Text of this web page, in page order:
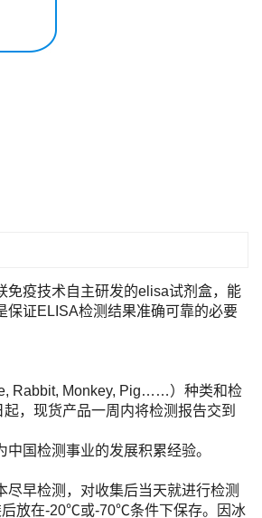
免疫技术自主研发的elisa试剂盒，能
保证ELISA检测结果准确可靠的必要
Rabbit, Monkey, Pig……）种类和检
，现货产品一周内将检测报告交到
国检测事业的发展积累经验。
早检测，对收集后当天就进行检测
后放在-20℃或-70℃条件下保存。因冰